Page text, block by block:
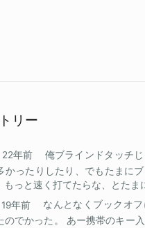
リー
22年前
俺ブラインドタッチ
かったりしたり、でもたまに
もっと速く打てたらな、とたま
19年前
なんとなくブックオ
のでかった。 あー携帯のキー